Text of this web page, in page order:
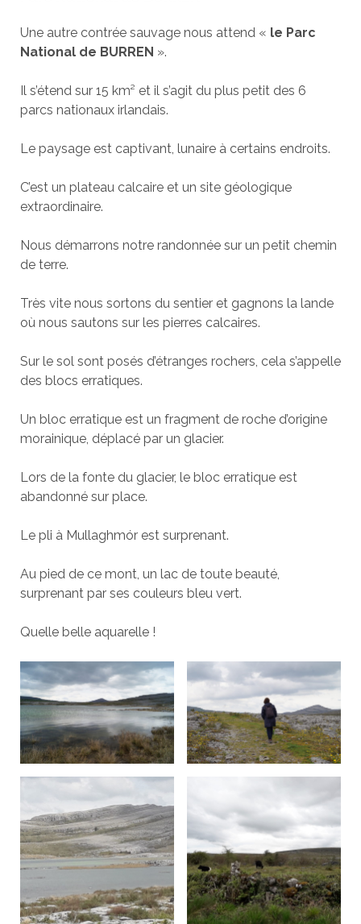
Une autre contrée sauvage nous attend « le Parc
National de BURREN ».
Il s’étend sur 15 km² et il s’agit du plus petit des 6
parcs nationaux irlandais.
Le paysage est captivant, lunaire à certains endroits.
C’est un plateau calcaire et un site géologique
extraordinaire.
Nous démarrons notre randonnée sur un petit chemin
de terre.
Très vite nous sortons du sentier et gagnons la lande
où nous sautons sur les pierres calcaires.
Sur le sol sont posés d’étranges rochers, cela s’appelle
des blocs erratiques.
Un bloc erratique est un fragment de roche d’origine
morainique, déplacé par un glacier.
Lors de la fonte du glacier, le bloc erratique est
abandonné sur place.
Le pli à Mullaghmór est surprenant.
Au pied de ce mont, un lac de toute beauté,
surprenant par ses couleurs bleu vert.
Quelle belle aquarelle !